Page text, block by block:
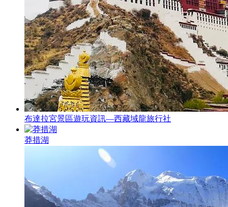
布達拉宮景區遊玩資訊—西藏域龍旅行社
莽措湖